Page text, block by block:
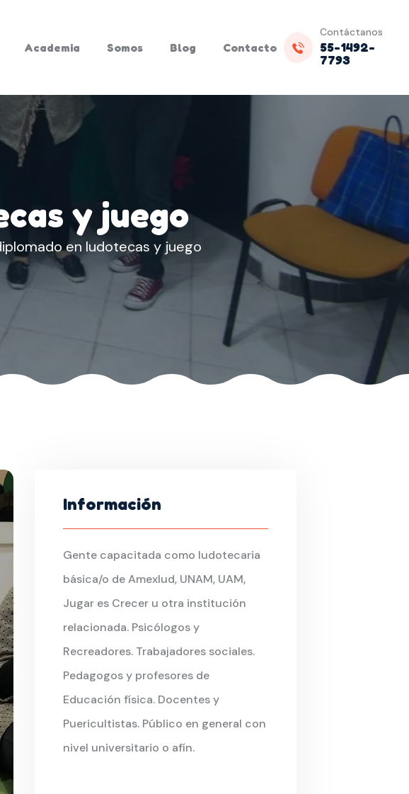
Academia Somos Blog Contacto
Contáctanos
55-1492-
7793
y juego
en ludotecas y juego
Información
Gente capacitada como ludotecaria
básica/o de Amexlud, UNAM, UAM,
Jugar es Crecer u otra institución
relacionada. Psicólogos y
Recreadores. Trabajadores sociales.
Pedagogos y profesores de
Educación física. Docentes y
Puericultistas. Público en general con
nivel universitario o afín.